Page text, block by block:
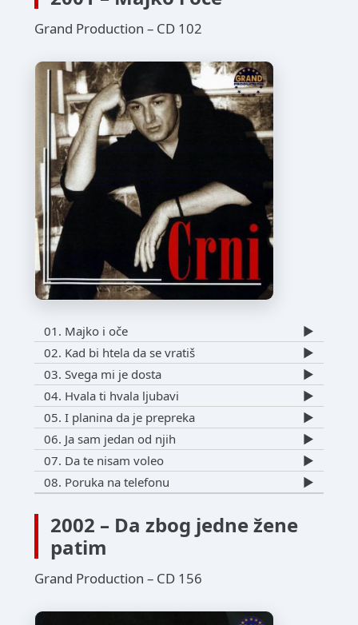
Grand Production – CD 102
01. Majko i oče
▶️
02. Kad bi htela da se vratiš
▶️
03. Svega mi je dosta
▶️
04. Hvala ti hvala ljubavi
▶️
05. I planina da je prepreka
▶️
06. Ja sam jedan od njih
▶️
07. Da te nisam voleo
▶️
08. Poruka na telefonu
▶️
2002 – Da zbog jedne žene
patim
Grand Production – CD 156